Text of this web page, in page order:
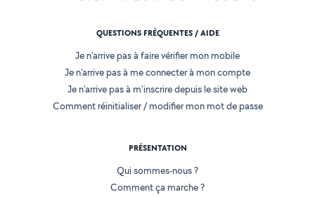
QUESTIONS FRÉQUENTES / AIDE
Je n'arrive pas à faire vérifier mon mobile
Je n'arrive pas à me connecter à mon compte
Je n'arrive pas à m'inscrire depuis le site web
Comment réinitialiser / modifier mon mot de passe
PRÉSENTATION
Qui sommes-nous ?
Comment ça marche ?